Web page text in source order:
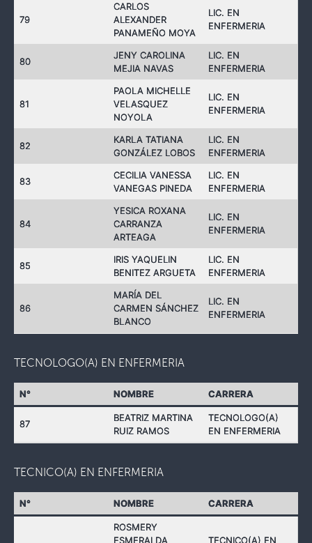
79
CARLOS
ALEXANDER
PANAMEÑO MOYA
LIC. EN
ENFERMERIA
80
JENY CAROLINA
MEJIA NAVAS
LIC. EN
ENFERMERIA
81
PAOLA MICHELLE
VELASQUEZ
NOYOLA
LIC. EN
ENFERMERIA
82
KARLA TATIANA
GONZÁLEZ LOBOS
LIC. EN
ENFERMERIA
83
CECILIA VANESSA
VANEGAS PINEDA
LIC. EN
ENFERMERIA
84
YESICA ROXANA
CARRANZA
ARTEAGA
LIC. EN
ENFERMERIA
85
IRIS YAQUELIN
BENITEZ ARGUETA
LIC. EN
ENFERMERIA
86
MARÍA DEL
CARMEN SÁNCHEZ
BLANCO
LIC. EN
ENFERMERIA
TECNOLOGO(A) EN ENFERMERIA
N° NOMBRE CARRERA
87
BEATRIZ MARTINA
RUIZ RAMOS
TECNOLOGO(A)
EN ENFERMERIA
TECNICO(A) EN ENFERMERIA
N° NOMBRE CARRERA
ROSMERY
ESMERALDA
TECNICO(A) EN